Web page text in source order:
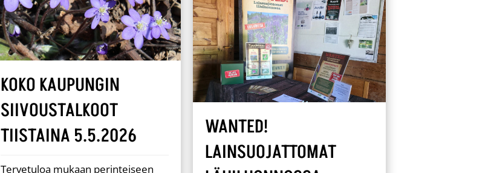
KOKO KAUPUNGIN
SIIVOUSTALKOOT
TIISTAINA 5.5.2026
Tervetuloa mukaan perinteiseen
WANTED!
LAINSUOJATTOMAT